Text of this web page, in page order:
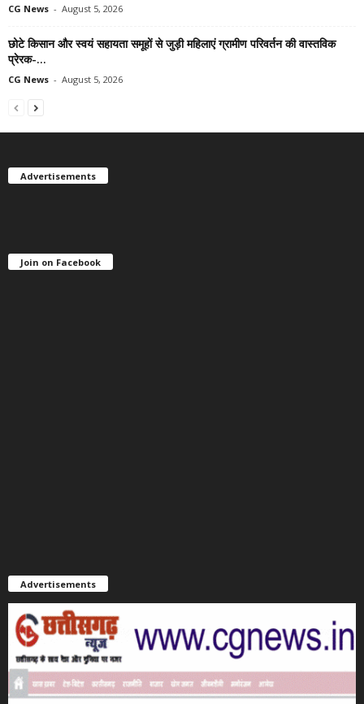
CG News - August 5, 2026
छोटे किसान और स्वयं सहायता समूहों से जुड़ी महिलाएं ग्रामीण परिवर्तन की वास्तविक
प्रेरक-...
CG News - August 5, 2026
Advertisements
Join on Facebook
Advertisements